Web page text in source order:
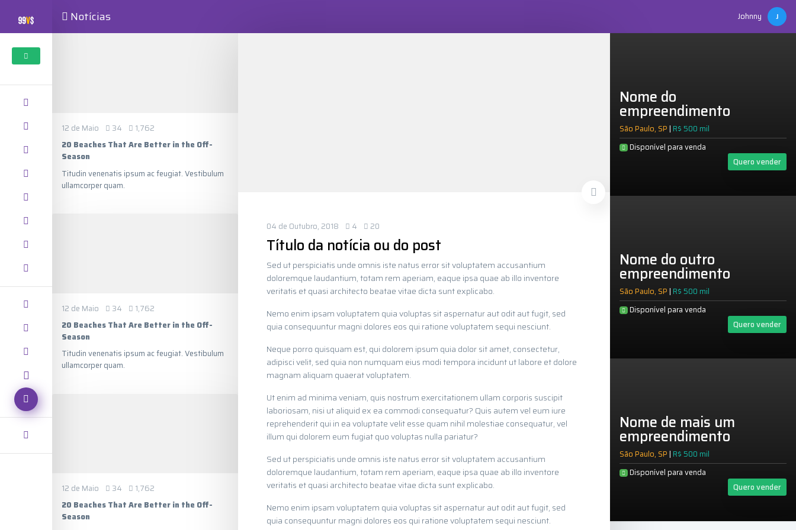
Notícias Johnny J
12 de Maio 34
1,762
20 Beaches That Are Better in the Off-
Season
Titudin venenatis ipsum ac feugiat. Vestibulum
ullamcorper quam.
12 de Maio 34
1,762
20 Beaches That Are Better in the Off-
Season
Titudin venenatis ipsum ac feugiat. Vestibulum
ullamcorper quam.
12 de Maio 34
1,762
20 Beaches That Are Better in the Off-
Season
04 de Outubro, 2018
4 20
Título da notícia ou do post
Sed ut perspiciatis unde omnis iste natus error sit voluptatem accusantium
doloremque laudantium, totam rem aperiam, eaque ipsa quae ab illo inventore
veritatis et quasi architecto beatae vitae dicta sunt explicabo.
Nemo enim ipsam voluptatem quia voluptas sit aspernatur aut odit aut fugit, sed
quia consequuntur magni dolores eos qui ratione voluptatem sequi nesciunt.
Neque porro quisquam est, qui dolorem ipsum quia dolor sit amet, consectetur,
adipisci velit, sed quia non numquam eius modi tempora incidunt ut labore et dolore
magnam aliquam quaerat voluptatem.
Ut enim ad minima veniam, quis nostrum exercitationem ullam corporis suscipit
laboriosam, nisi ut aliquid ex ea commodi consequatur? Quis autem vel eum iure
reprehenderit qui in ea voluptate velit esse quam nihil molestiae consequatur, vel
illum qui dolorem eum fugiat quo voluptas nulla pariatur?
Sed ut perspiciatis unde omnis iste natus error sit voluptatem accusantium
doloremque laudantium, totam rem aperiam, eaque ipsa quae ab illo inventore
veritatis et quasi architecto beatae vitae dicta sunt explicabo.
Nemo enim ipsam voluptatem quia voluptas sit aspernatur aut odit aut fugit, sed
quia consequuntur magni dolores eos qui ratione voluptatem sequi nesciunt.
Nome do
empreendimento
São Paulo, SP| R$ 500 mil
Disponível para venda
Quero vender
Nome do outro
empreendimento
São Paulo, SP| R$ 500 mil
Disponível para venda
Quero vender
Nome de mais um
empreendimento
São Paulo, SP| R$ 500 mil
Disponível para venda
Quero vender